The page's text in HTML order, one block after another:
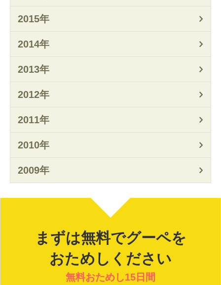
2015年
2014年
2013年
2012年
2011年
2010年
2009年
まずは無料でグーペを
おためしください
無料おためし15日間